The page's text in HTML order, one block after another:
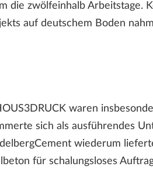
die zwölfeinhalb Arbeitstage.
auf deutschem Boden
waren
sich als ausführendes
wiederum
für schalungsloses